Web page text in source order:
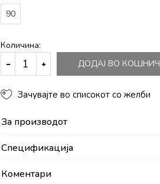
90
Количина:
ДОДАЈ ВО
Зачувајте во списокот со желби
За производот
Спецификација
Коментари